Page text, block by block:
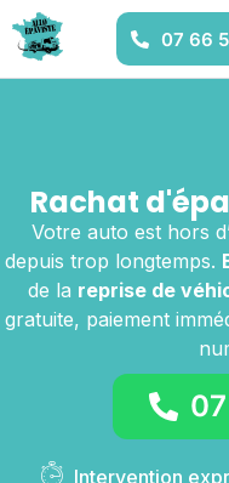
07 66
Rachat
Votre auto est hors
depuis trop longtemps.
de la reprise de
gratuite, paiement
Intervention